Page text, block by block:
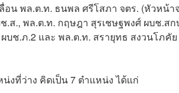
อน พล.ต.ท. ธนพล ศรีโสภา จตร. (หัวหน้า
.ส., พล.ต.ท. กฤษฎา สุรเชษฐพงศ์ ผบช.สก
ช.ภ.2 และ พล.ต.ท. สรายุทธ สงวนโภคัย
งที่ว่าง คิดเป็น 7 ตำแหน่ง ได้แก่